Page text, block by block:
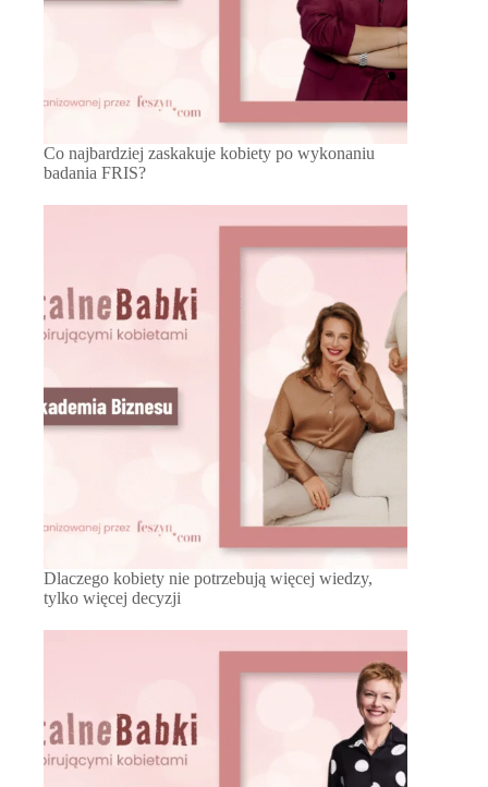
Co najbardziej zaskakuje kobiety po wykonaniu
badania FRIS?
Dlaczego kobiety nie potrzebują więcej wiedzy,
tylko więcej decyzji